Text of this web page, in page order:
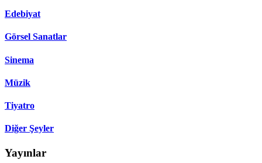
Edebiyat
Görsel Sanatlar
Sinema
Müzik
Tiyatro
Diğer Şeyler
Yayınlar